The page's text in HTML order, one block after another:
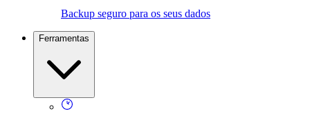
Backup seguro para os seus dados
Ferramentas